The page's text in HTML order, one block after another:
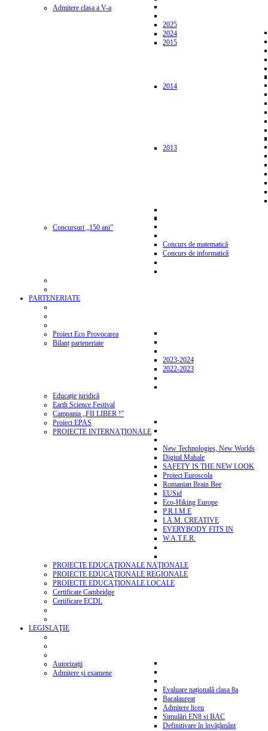
Admitere clasa a V-a
2025
2024
2015
2014
2013
Concursuri „150 ani”
Concurs de matematică
Concurs de informatică
PARTENERIATE
Proiect Eco Provocarea
Bilanț parteneriate
2023-2024
2022-2023
Educație juridică
Earth Science Festival
Campania „FII LIBER !”
Proiect EPAS
PROIECTE INTERNAŢIONALE
New Technologies, New Worlds
Digital Mahale
SAFETY IS THE NEW LOOK
Proiect Euroscola
Romanian Brain Bee
EUSid
Eco-Hiking Europe
P.R.I.M.E
I.A.M. CREATIVE
EVERYBODY FITS IN
W.A.T.E.R.
PROIECTE EDUCAŢIONALE NAŢIONALE
PROIECTE EDUCAŢIONALE REGIONALE
PROIECTE EDUCAŢIONALE LOCALE
Certificate Cambridge
Certificare ECDL
LEGISLAŢIE
Autorizații
Admitere și examene
Evaluare națională clasa 8a
Bacalaureat
Admitere liceu
Simulări EN8 si BAC
Definitivare în învățământ